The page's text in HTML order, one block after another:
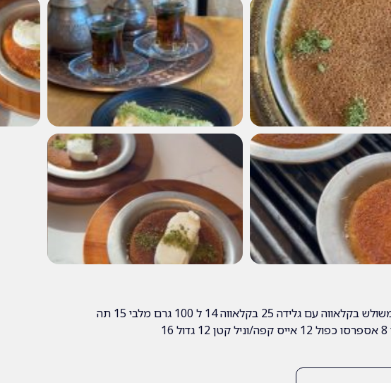
כנאפה 25 כנאפה גלידה 30 משולש בקלאווה פיסטוק 20 משולש בקלאווה עם גלידה 25 בקלאווה 14 ל 100 גרם מלבי 15 תה